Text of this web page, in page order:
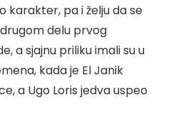
karakter, pa i želju da se
delu prvog
a sjajnu priliku imali su u
kada je El Janik
a Ugo Loris jedva uspeo